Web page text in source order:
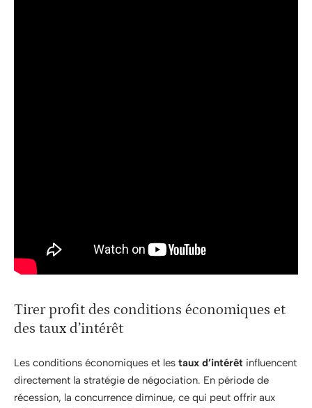
Tirer profit des conditions économiques et
des taux d’intérêt
Les conditions économiques et les taux d’intérêt influencent
directement la stratégie de négociation. En période de
récession, la concurrence diminue, ce qui peut offrir aux